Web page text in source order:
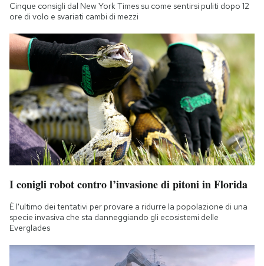
Cinque consigli dal New York Times su come sentirsi puliti dopo 12
ore di volo e svariati cambi di mezzi
I conigli robot contro l’invasione di pitoni in Florida
È l'ultimo dei tentativi per provare a ridurre la popolazione di una
specie invasiva che sta danneggiando gli ecosistemi delle
Everglades